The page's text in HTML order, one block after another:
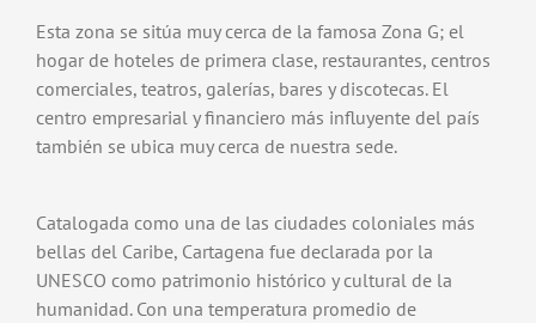
Esta zona se sitúa muy cerca de la famosa Zona G; el
hogar de hoteles de primera clase, restaurantes, centros
comerciales, teatros, galerías, bares y discotecas. El
centro empresarial y financiero más influyente del país
también se ubica muy cerca de nuestra sede.
Catalogada como una de las ciudades coloniales más
bellas del Caribe, Cartagena fue declarada por la
UNESCO como patrimonio histórico y cultural de la
humanidad. Con una temperatura promedio de